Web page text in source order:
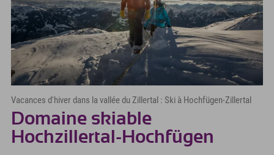
Vacances d'hiver dans la vallée du Zillertal : Ski à Hochfügen-Zillertal
Domaine skiable
Hochzillertal-Hochfügen